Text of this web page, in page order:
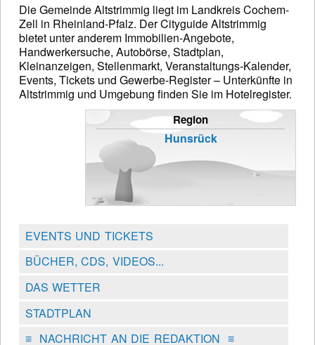
Die Gemeinde Altstrimmig liegt im Landkreis Cochem-
Zell in Rheinland-Pfalz. Der Cityguide Altstrimmig
bietet unter anderem Immobilien-Angebote,
Handwerkersuche, Autobörse, Stadtplan,
Kleinanzeigen, Stellenmarkt, Veranstaltungs-Kalender,
Events, Tickets und Gewerbe-Register – Unterkünfte in
Altstrimmig und Umgebung finden Sie im Hotelregister.
Region
Hunsrück
EVENTS UND TICKETS
BÜCHER, CDS, VIDEOS...
DAS WETTER
STADTPLAN
≡NACHRICHT AN DIE REDAKTION ≡